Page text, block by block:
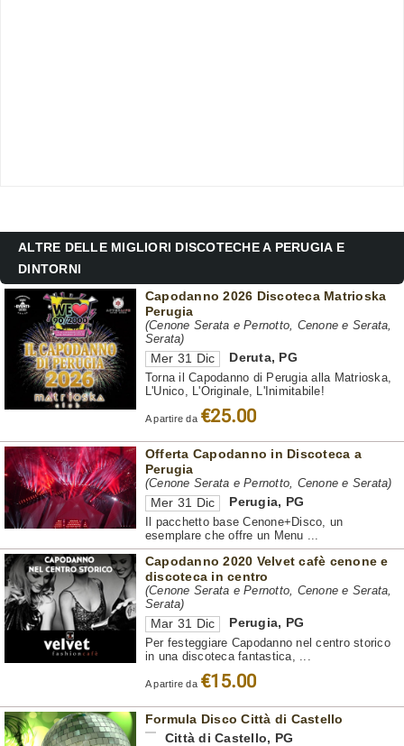
ALTRE DELLE MIGLIORI DISCOTECHE A PERUGIA E
DINTORNI
Capodanno 2026 Discoteca Matrioska
Perugia
(Cenone Serata e Pernotto, Cenone e Serata,
Serata)
Mer 31 Dic Deruta, PG
Torna il Capodanno di Perugia alla Matrioska,
L'Unico, L'Originale, L'Inimitabile!
A partire da €25.00
Offerta Capodanno in Discoteca a
Perugia
(Cenone Serata e Pernotto, Cenone e Serata)
Mer 31 Dic Perugia, PG
Il pacchetto base Cenone+Disco, un
esemplare che offre un Menu ...
Capodanno 2020 Velvet cafè cenone e
discoteca in centro
(Cenone Serata e Pernotto, Cenone e Serata,
Serata)
Mar 31 Dic Perugia, PG
Per festeggiare Capodanno nel centro storico
in una discoteca fantastica, ...
A partire da €15.00
Formula Disco Città di Castello
Città di Castello, PG